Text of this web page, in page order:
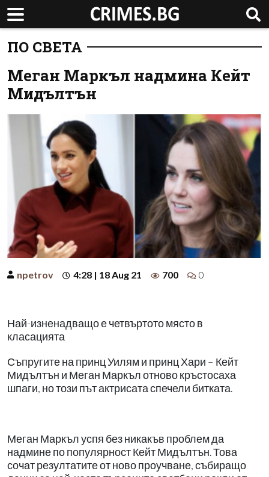
ПО СВЕТА
Меган Маркъл надмина Кейт
Мидълтън
npetrov 4:28 | 18 Aug 21 700 0
Най-изненадващо е четвъртото място в
класацията
Съпругите на принц Уилям и принц Хари – Кейт
Мидълтън и Меган Маркъл отново кръстосаха
шпаги, но този път актрисата спечели битката.
Меган Маркъл успя без никакъв проблем да
надмине по популярност Кейт Мидълтън. Това
сочат резултатите от ново проучване, събиращо